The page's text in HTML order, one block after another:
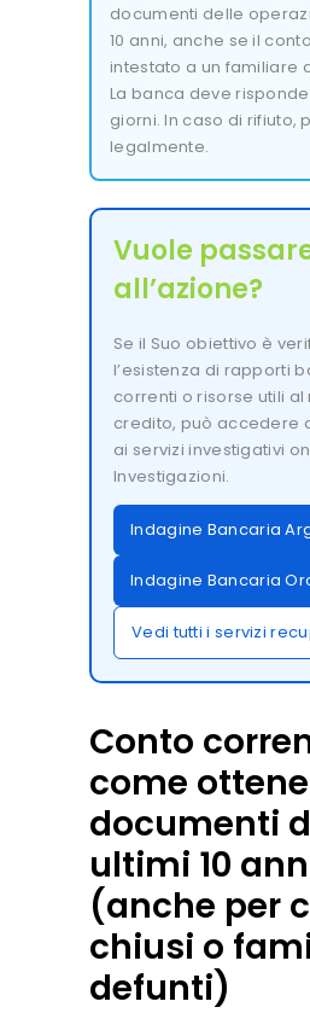
documenti delle
10 anni, anche se il
intestato a un familiare
La banca deve
giorni. In caso di rifiuto,
legalmente.
Vuole
all’azione?
Se il Suo obiettivo è
l’esistenza di rapporti
correnti o risorse utili
credito, può accedere
ai servizi investigativi
Investigazioni.
Indagine Bancaria
Indagine Bancaria
Vedi tutti i servizi
Conto
come
documenti
ultimi 10
(anche per
chiusi o
defunti)